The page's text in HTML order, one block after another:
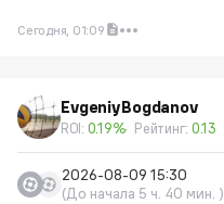
Сегодня, 01:09
EvgeniyBogdanov
ROI: 0.19% Рейтинг: 0.13
2026-08-09 15:30
(До начала 5 ч. 40 мин. )